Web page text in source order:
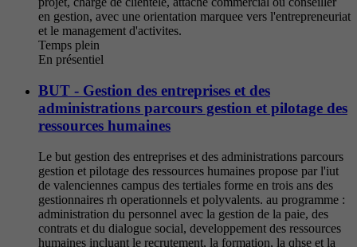
en gestion, avec une orientation marquee vers l'entrepreneuriat
et le management d'activites.
Temps plein
En présentiel
BUT - Gestion des entreprises et des
administrations parcours gestion et pilotage des
ressources humaines
Le but gestion des entreprises et des administrations parcours
gestion et pilotage des ressources humaines propose par l'iut
de valenciennes campus des tertiales forme en trois ans des
gestionnaires rh operationnels et polyvalents. au programme :
administration du personnel avec la gestion de la paie, des
contrats et du dialogue social, developpement des ressources
humaines incluant le recrutement, la formation, la qhse et la